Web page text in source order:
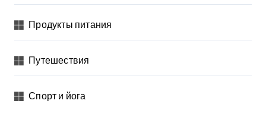
Продукты питания
Путешествия
Спорт и йога